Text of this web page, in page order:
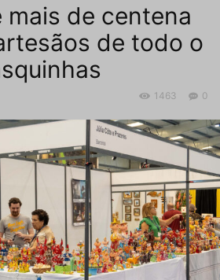
mais de centena
de todo o
0
1463